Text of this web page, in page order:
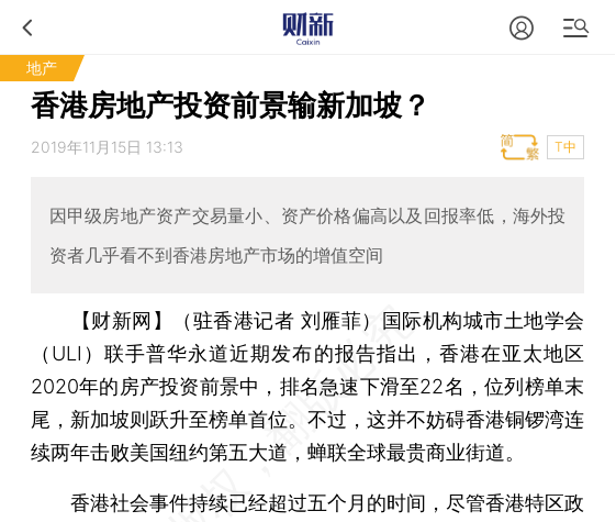
地产
香港房地产投资前景输新加坡？
2019年11月15日 13:13 T中
因甲级房地产资产交易量小、资产价格偏高以及回报率低，海外投
资者几乎看不到香港房地产市场的增值空间
【财新网】（驻香港记者 刘雁菲） 国际机构城市土地学会
（ULI）联手普华永道近期发布的报告指出，香港在亚太地区
2020年的房产投资前景中，排名急速下滑至22名，位列榜单末
尾，新加坡则跃升至榜单首位。不过，这并不妨碍香港铜锣湾连
续两年击败美国纽约第五大道，蝉联全球最贵商业街道。
香港社会事件持续已经超过五个月的时间，尽管香港特区政